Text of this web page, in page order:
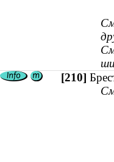
[210]